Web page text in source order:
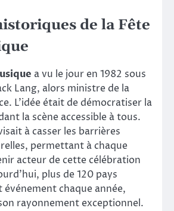
de la Fête
a vu le jour en 1982 sous
Lang, alors ministre de la
L’idée était de démocratiser la
la scène accessible à tous.
à casser les barrières
permettant à chaque
acteur de cette célébration
plus de 120 pays
chaque année,
rayonnement exceptionnel.